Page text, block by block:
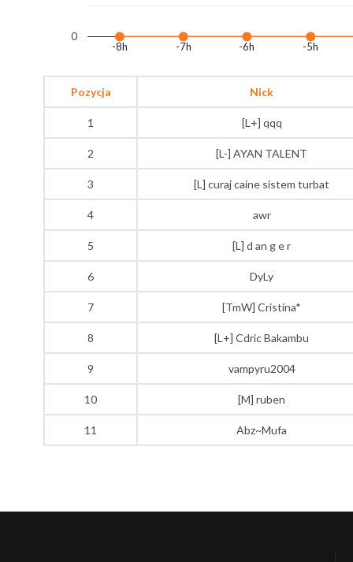
-8h -7h -6h -5h
0
Pozycja Nick
1 [L+] qqq
2 [L-] AYAN TALENT
3 [L] curaj caine sistem turbat
4 awr
5 [L] d an g e r
6 DyLy
7 [TmW] Cristina*
8 [L+] Cdric Bakambu
9 vampyru2004
10 [M] ruben
11 Abz~Mufa